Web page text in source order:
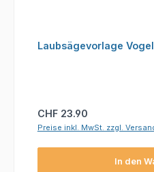
Laubsägevorlage
Regulärer Preis:
CHF 23.90
Preise inkl. MwSt. zzgl.
In den